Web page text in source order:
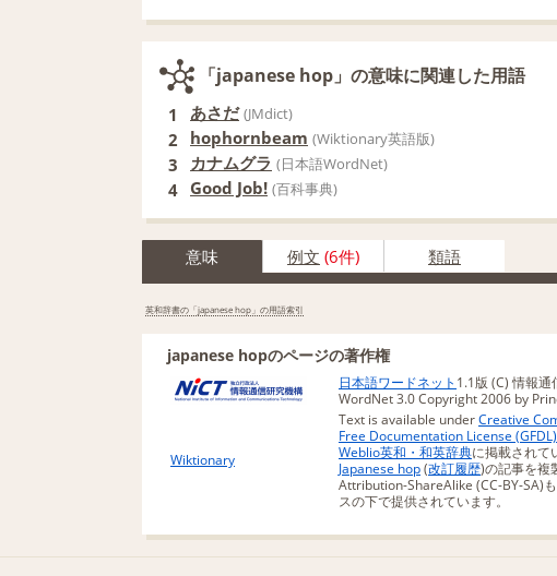
「japanese hop」の意味に関連した用語
1 あさだ (JMdict)
2 hophornbeam (Wiktionary英語版)
3 カナムグラ (日本語WordNet)
4 Good Job! (百科事典)
意味 例文 (6件) 類語
英和辞書の「japanese hop」の用語索引
japanese hopのページの著作権
日本語ワードネット 1.1版 (C) 情報
WordNet 3.0 Copyright 2006 by
Wiktionary
Text is available underCreative
Free Documentation License (GFDL)
Weblio英和・和英辞典に掲載され
Japanese hop(改訂履歴)の記事を複
Attribution-ShareAlike (CC-BY-SA)
スの下で提供されています。